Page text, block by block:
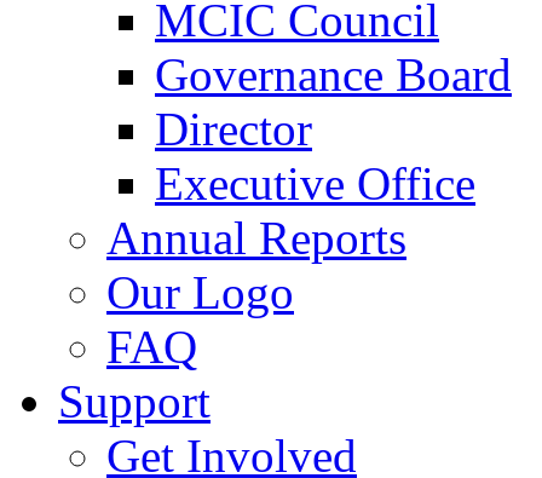
MCIC Council
Governance Board
Director
Executive Office
Annual Reports
Our Logo
FAQ
Support
Get Involved